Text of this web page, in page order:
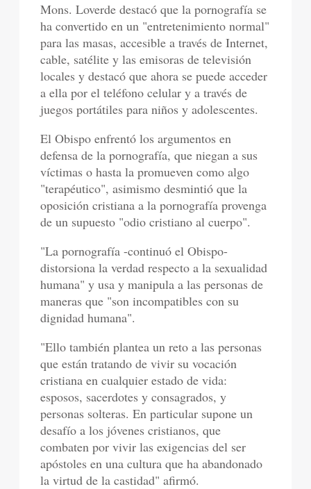
Mons. Loverde destacó que la pornografía se
ha convertido en un "entretenimiento normal"
para las masas, accesible a través de Internet,
cable, satélite y las emisoras de televisión
locales y destacó que ahora se puede acceder
a ella por el teléfono celular y a través de
juegos portátiles para niños y adolescentes.
El Obispo enfrentó los argumentos en
defensa de la pornografía, que niegan a sus
víctimas o hasta la promueven como algo
"terapéutico", asimismo desmintió que la
oposición cristiana a la pornografía provenga
de un supuesto "odio cristiano al cuerpo".
"La pornografía -continuó el Obispo-
distorsiona la verdad respecto a la sexualidad
humana" y usa y manipula a las personas de
maneras que "son incompatibles con su
dignidad humana".
"Ello también plantea un reto a las personas
que están tratando de vivir su vocación
cristiana en cualquier estado de vida:
esposos, sacerdotes y consagrados, y
personas solteras. En particular supone un
desafío a los jóvenes cristianos, que
combaten por vivir las exigencias del ser
apóstoles en una cultura que ha abandonado
la virtud de la castidad" afirmó.